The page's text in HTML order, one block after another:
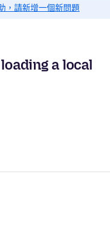
，請新增一個新問題
a local